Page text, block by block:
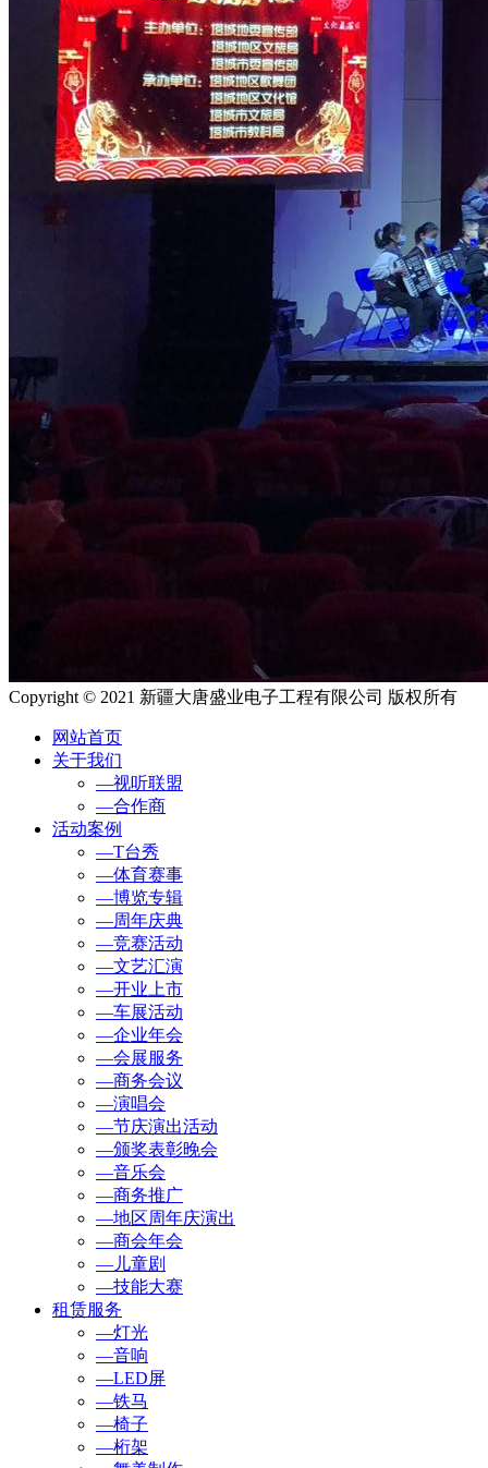
Copyright © 2021 新疆大唐盛业电子工程有限公司 版权所有
网站首页
关于我们
—视听联盟
—合作商
活动案例
—T台秀
—体育赛事
—博览专辑
—周年庆典
—竞赛活动
—文艺汇演
—开业上市
—车展活动
—企业年会
—会展服务
—商务会议
—演唱会
—节庆演出活动
—颁奖表彰晚会
—音乐会
—商务推广
—地区周年庆演出
—商会年会
—儿童剧
—技能大赛
租赁服务
—灯光
—音响
—LED屏
—铁马
—椅子
—桁架